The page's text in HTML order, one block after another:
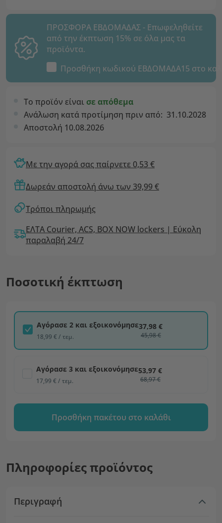
ΠΡΟΣΦΟΡΑ ΕΒΔΟΜΑΔΑΣ - Επωφεληθείτε
από την έκπτωση 15% σε όλα μας τα
προϊόντα.
Προσθήκη κωδικού ΕΒΔΟΜΑΔΑ15 στο
Το προϊόν είναι σε απόθεμα
Ανάλωση κατά προτίμηση πριν από: 31.10.2028
Αποστολή 10.08.2026
Με την αγορά σας παίρνετε 0,53 €
Δωρεάν αποστολή άνω των 39,99 €
Τρόποι πληρωμής
ΕΛΤΑ Courier, ACS, BOX NOW lockers | Εύκολη
παραλαβή 24/7
Ποσοτική έκπτωση
Αγόρασε 2 και εξοικονόμησε
18,99 € / τεμ.
37,98 €
45,98 €
Αγόρασε 3 και εξοικονόμησε
17,99 € / τεμ.
53,97 €
68,97 €
Προσθήκη πακέτου στο καλάθι
Πληροφορίες προϊόντος
Περιγραφή